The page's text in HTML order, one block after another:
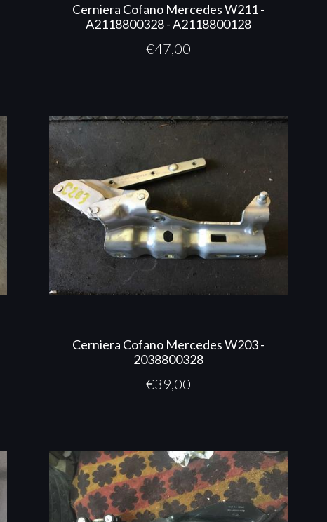
Cerniera Cofano Mercedes W211 -
A2118800328 - A2118800128
€47,00
Cerniera Cofano Mercedes W203 -
2038800328
€39,00